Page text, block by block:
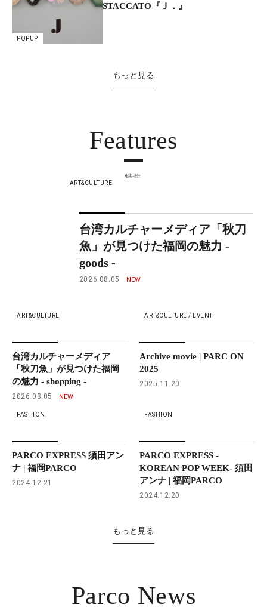
POPUP
STACCATO『Ｊ．』
もっと見る
Features
特集
ART&CULTURE
台湾カルチャーメディア「秋刀
魚」が見つけた福岡の魅力 -
goods -
2026.08.05
ART&CULTURE
台湾カルチャーメディア
「秋刀魚」が見つけた福岡
の魅力 - shopping -
2026.08.05
ART&CULTURE / EVENT
Archive movie | PARC ON
2025
2025.11.20
FASHION
PARCO EXPRESS 須田アン
ナ | 福岡PARCO
2024.12.21
FASHION
PARCO EXPRESS -
KOREAN POP WEEK- 須田
アンナ | 福岡PARCO
2024.12.20
もっと見る
Parco News